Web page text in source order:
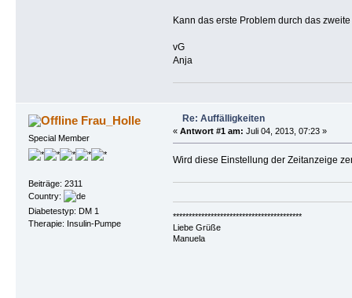
Kann das erste Problem durch das
vG
Anja
Frau_Holle
Special Member
Beiträge: 2311
Country:
Diabetestyp: DM 1
Therapie: Insulin-Pumpe
Re: Auffälligkeiten
« Antwort #1 am: Juli 04, 2013, 07:23 »
Wird diese Einstellung der Zeitanzeige
*****************************************
Liebe Grüße
Manuela